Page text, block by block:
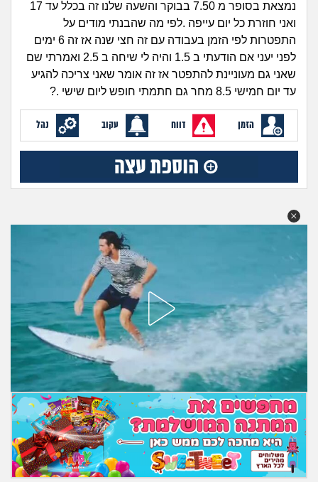
היריון ולידה
הורות ומשפחה
מהבקו"ם... ועד מתי?!
לימודים וסטודנטים
חברים ואנשים
בית, שכנים ושותפים
מה שעובר עליי
שומרים על הגוף
פיננסי וכלכלה
בין הסדינים
חיות מחמד
הרשמה | התחברות
נמצאת בסופר מ 7.50 בבוקר והשעה שלנו זה בכלל עד 17
ואני חוזרת כל יום עייפה .לפי מה שהבנתי מודים על
התפטרות לפי הזמן בעבודה עם זה חצי שנה אז זה 6 ימים
לפני יעני אם הודעתי ב 1.5 והיה לי שיחה ב 2.5 ואמרתי שם
שאני גם מעוניינת להתפטר אז זה אומר שאני צריכה להגיע
עד יום חמישי 8.5 מחר גם חתמתי חופש ליום שישי .?
הזמן דווח עקוב נהל